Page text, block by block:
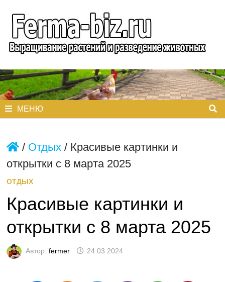
содержимому
МЕНЮ
/ Отдых/ Красивые картинки и
открытки с 8 марта 2025
ОТДЫХ
Красивые картинки и
открытки с 8 марта 2025
Автор: fermer 24.03.2024